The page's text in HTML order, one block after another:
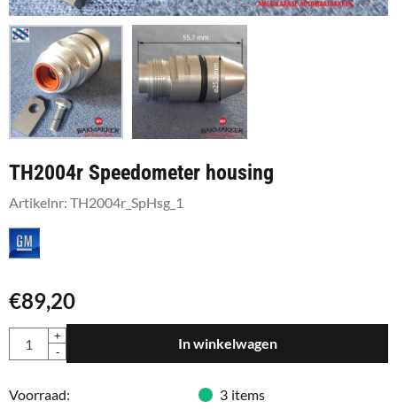
TH2004r Speedometer housing
Artikelnr: TH2004r_SpHsg_1
€89,20
Aantal
+
-
In winkelwagen
Voorraad: 3 items